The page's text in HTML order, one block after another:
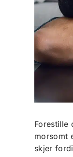
Forestille
morsomt
skjer